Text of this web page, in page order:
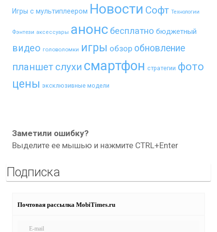
Игры с мультиплеером Новости Софт Технологии
Фэнтези аксессуары анонс бесплатно бюджетный
видео головоломки игры обзор обновление
планшет слухи смартфон стратегии фото
цены эксклюзивные модели
Заметили ошибку?
Выделите ее мышью и нажмите CTRL+Enter
Подписка
Почтовая рассылка MobiTimes.ru